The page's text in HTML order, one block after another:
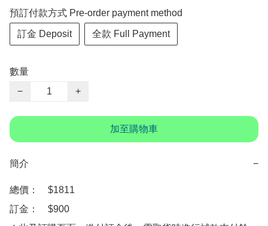
預訂付款方式 Pre-order payment method
訂金 Deposit 全款 Full Payment
數量
−
+
加至購物車
簡介 −
總價：　$1811
訂金：　$900